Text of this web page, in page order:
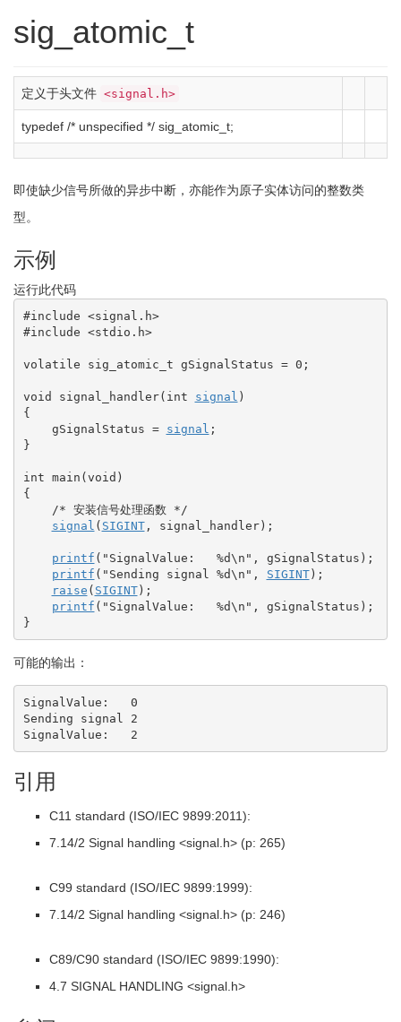
sig_atomic_t
定义于头文件 <signal.h>
typedef /* unspecified */ sig_atomic_t;
即使缺少信号所做的异步中断，亦能作为原子实体访问的整数类
型。
示例
运行此代码
#include <signal.h>
#include <stdio.h>
volatile sig_atomic_t gSignalStatus = 0 ;
void signal_handler( int signal )
{
    gSignalStatus
= signal ;
}
int main (void )
{
/* 安装信号处理函数 */
signal ( SIGINT, signal_handler) ;
printf ( "SignalValue:   %d\n " , gSignalStatus ) ;
printf ( "Sending signal %d\n " , SIGINT) ;
raise ( SIGINT) ;
printf ( "SignalValue:   %d\n " , gSignalStatus ) ;
}
可能的输出：
SignalValue:   0
Sending signal 2
SignalValue:   2
引用
C11 standard (ISO/IEC 9899:2011):
7.14/2 Signal handling <signal.h> (p: 265)
C99 standard (ISO/IEC 9899:1999):
7.14/2 Signal handling <signal.h> (p: 246)
C89/C90 standard (ISO/IEC 9899:1990):
4.7 SIGNAL HANDLING <signal.h>